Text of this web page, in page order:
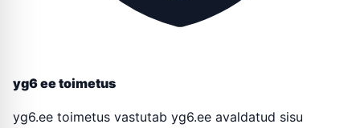
yg6 ee toimetus
yg6.ee toimetus vastutab yg6.ee avaldatud sisu